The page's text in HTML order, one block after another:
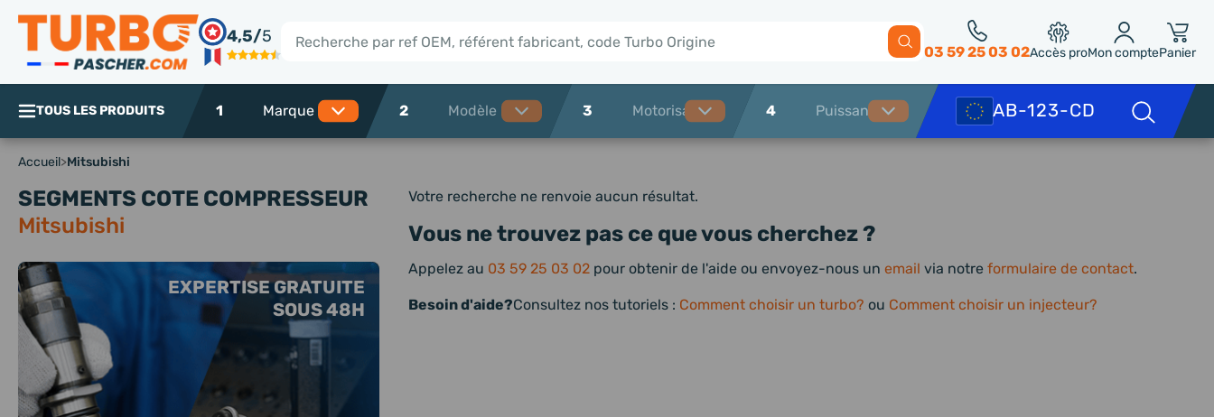
4,5/5
Rechercher 03 59 25 03 02Accès proMon comptePanier
TOUS LES PRODUITS 1 2 3 4
Accueil>Mitsubishi
SEGMENTS COTE COMPRESSEUR
Mitsubishi
EXPERTISE GRATUITE
SOUS 48H
Votre recherche ne renvoie aucun résultat.
Vous ne trouvez pas ce que vous cherchez ?
Appelez au 03 59 25 03 02 pour obtenir de l'aide ou envoyez-nous un email via notre formulaire de contact.
Besoin d'aide?Consultez nos tutoriels : Comment choisir un turbo? ou Comment choisir un injecteur?
Panneau de gestion des cookies